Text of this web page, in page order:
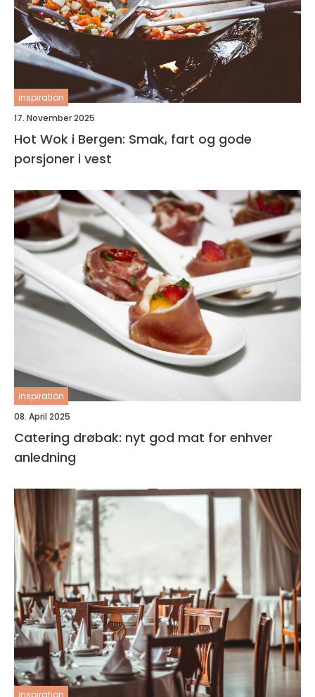
inspiration
17. November 2025
Hot Wok i Bergen: Smak, fart og gode
porsjoner i vest
inspiration
08. April 2025
Catering drøbak: nyt god mat for enhver
anledning